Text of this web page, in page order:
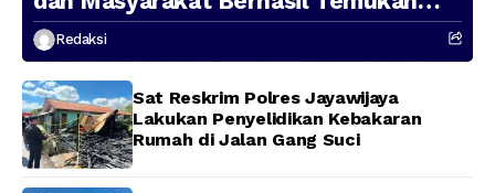
Presenter TVRI Papua Barat yang
Hilang di Sungai Memti
Redaksi
Sat Reskrim Polres Jayawijaya
Lakukan Penyelidikan Kebakaran
Rumah di Jalan Gang Suci